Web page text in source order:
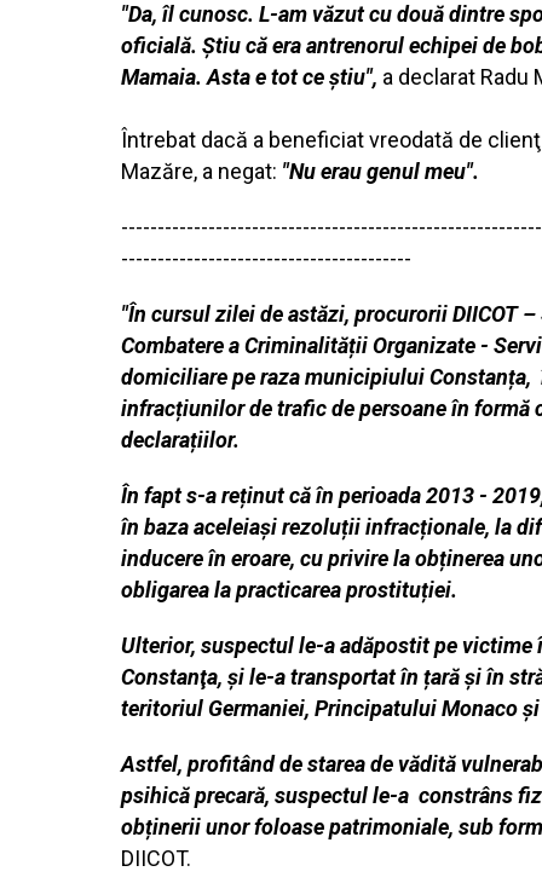
"Da, îl cunosc. L-am văzut cu două dintre
oficială. Ştiu că era antrenorul echipei de
Mamaia. Asta e tot ce ştiu", a declarat Radu
Întrebat dacă a beneficiat vreodată de
Mazăre, a negat: "Nu erau genul meu".
----------------------------------------
"În cursul zilei de astăzi, procurorii DIICOT
Combatere a Criminalității Organizate -
domiciliare pe raza municipiului Constanța,
infracțiunilor de trafic de persoane în
declarațiilor.
În fapt s-a reținut că în perioada 2013 -
în baza aceleiași rezoluții infracționale, la
inducere în eroare, cu privire la obținerea
obligarea la practicarea prostituției.
Ulterior, suspectul le-a adăpostit pe
Constanţa, și le-a transportat în țară și în
teritoriul Germaniei, Principatului Monaco
Astfel, profitând de starea de vădită
psihică precară, suspectul le-a constrâns
obținerii unor foloase patrimoniale, sub
DIICOT.